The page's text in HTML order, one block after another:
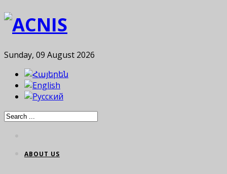
Sunday, 09 August 2026
ABOUT US